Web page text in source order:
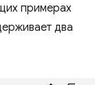
примерах
два